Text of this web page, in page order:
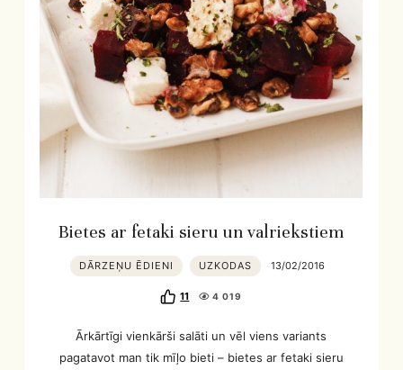
Bietes ar fetaki sieru un valriekstiem
DĀRZEŅU ĒDIENI UZKODAS 13/02/2016
11 4 019
Ārkārtīgi vienkārši salāti un vēl viens variants
pagatavot man tik mīļo bieti – bietes ar fetaki sieru